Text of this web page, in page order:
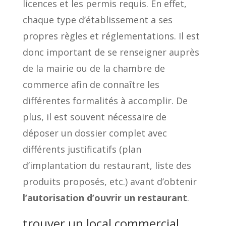
licences et les permis requis. En effet,
chaque type d’établissement a ses
propres règles et réglementations. Il est
donc important de se renseigner auprès
de la mairie ou de la chambre de
commerce afin de connaître les
différentes formalités à accomplir. De
plus, il est souvent nécessaire de
déposer un dossier complet avec
différents justificatifs (plan
d’implantation du restaurant, liste des
produits proposés, etc.) avant d’obtenir
l’autorisation d’ouvrir un restaurant.